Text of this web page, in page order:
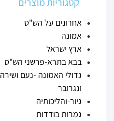
אחרונים על הש"ס
אמונה
ארץ ישראל
בבא בתרא-פרשני הש"ס
גדולי האמונה -נעם ושירה
ונגרובר
גיור-והליכותיה
גמרות בודדות